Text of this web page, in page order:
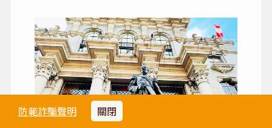
防範詐騙聲明 關閉